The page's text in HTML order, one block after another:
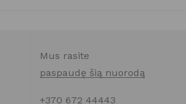
Mus rasite
paspaudę šią nuorodą
+370 672 44443